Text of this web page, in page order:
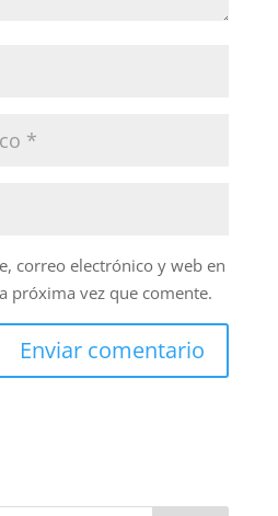
correo electrónico y web en
próxima vez que comente.